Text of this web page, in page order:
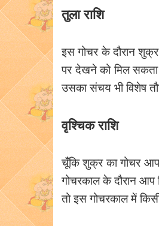
तुला राशि
इस गोचर के दौरान
पर देखने को मिल
उसका संचय भी विशेष
वृश्चिक राशि
चूँकि शुक्र का गोचर
गोचरकाल के दौरान
तो इस गोचरकाल में